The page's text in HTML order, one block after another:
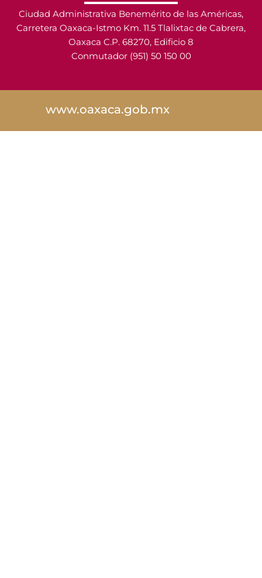
Ciudad Administrativa Benemérito de las Américas,
Carretera Oaxaca-Istmo Km. 11.5 Tlalixtac de Cabrera,
Oaxaca C.P. 68270, Edificio 8
Conmutador (951) 50 150 00
www.oaxaca.gob.mx